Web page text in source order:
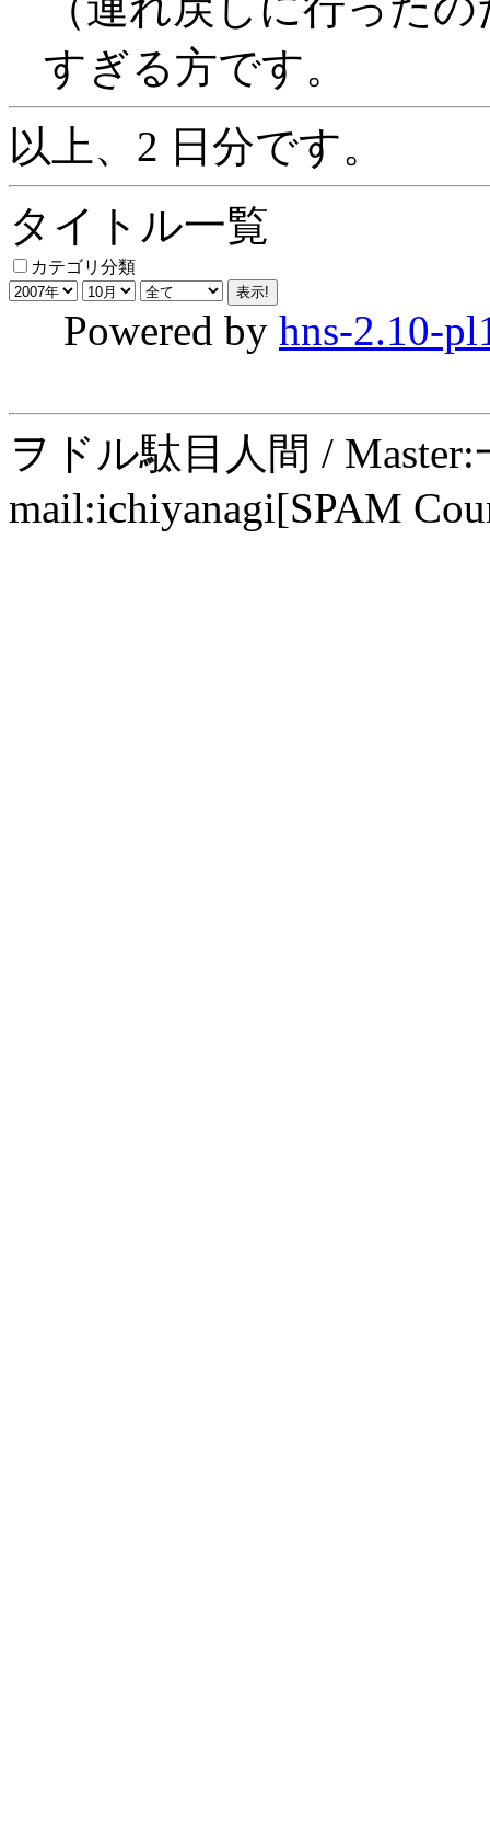
すぎる方です。
以上、2 日分です。
タイトル一覧
カテゴリ分類
Powered by hns-2.10-
ヲドル駄目人間 /
mail:ichiyanagi[SPAM